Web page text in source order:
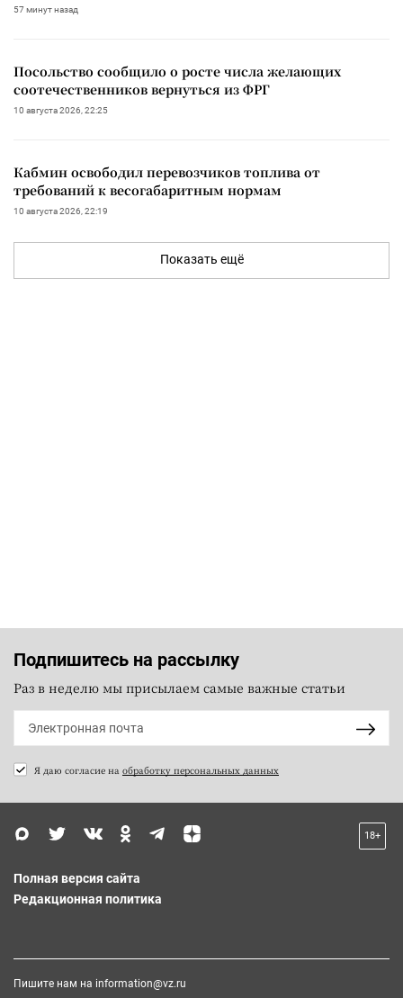
57 минут назад
Посольство сообщило о росте числа желающих
соотечественников вернуться из ФРГ
10 августа 2026, 22:25
Кабмин освободил перевозчиков топлива от
требований к весогабаритным нормам
10 августа 2026, 22:19
Показать ещё
Подпишитесь на рассылку
Раз в неделю мы присылаем самые важные статьи
Я даю согласие на обработку персональных данных
18+
Полная версия сайта
Редакционная политика
Пишите нам на information@vz.ru